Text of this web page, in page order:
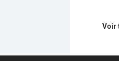
Voir